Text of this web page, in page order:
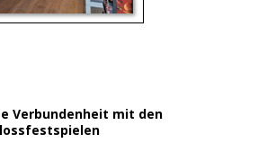
Verbundenheit mit den